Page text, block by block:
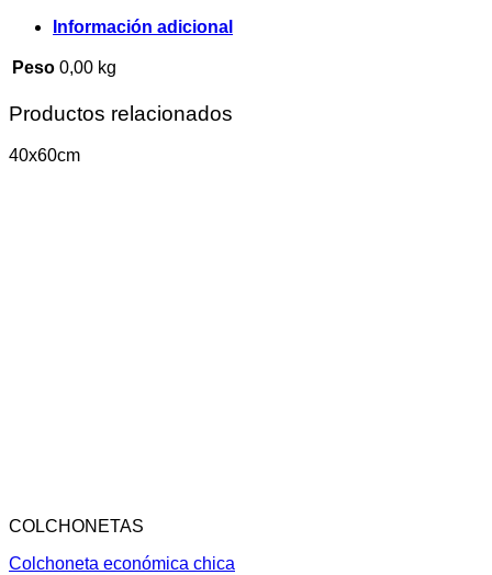
Información adicional
Peso 0,00 kg
Productos relacionados
40x60cm
COLCHONETAS
Colchoneta económica chica